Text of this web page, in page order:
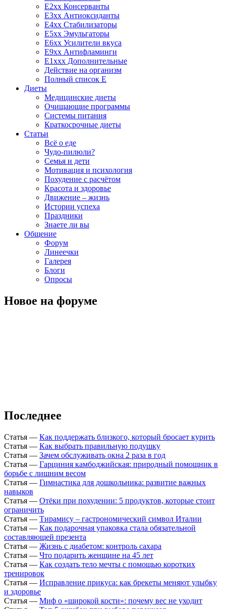
E2xx Консерванты
E3xx Антиоксиданты
E4xx Стабилизаторы
E5xx Эмульгаторы
E6xx Усилители вкуса
E9xx Антифламинги
E1xxx Дополнительные
Действие на организм
Полный список E
Диеты
Медицинские диеты
Очищающие программы
Системы питания
Краткосрочные диеты
Статьи
Всё о еде
Чудо-пилюли?
Семья и дети
Мотивация и психология
Похудение с расчётом
Красота и здоровье
Движение – жизнь
Истории успеха
Праздники
Знаете ли вы
Общение
Форум
Линеечки
Галерея
Блоги
Опросы
Новое на форуме
Последнее
Статья — Как поддержать близкого, который бросает курить
Статья — Как выбрать правильную подушку
Статья — Зачем обслуживать окна 2 раза в год
Статья — Гарциния камбоджийская: природный помощник в
борьбе с лишним весом
Статья — Гимнастика для дошкольника: развитие важных
навыков
Статья — Отёки при похудении: 5 продуктов, которые стоит
ограничить
Статья — Тирамису – гастрономический символ Италии
Статья — Как подарочная упаковка стала обязательной
составляющей презента
Статья — Жизнь с диабетом: контроль сахара
Статья — Что подарить женщине на 45 лет
Статья — Как создать тело мечты с помощью коротких
тренировок
Статья — Исправление прикуса: как брекеты меняют улыбку
и здоровье
Статья — Миф о «широкой кости»: почему вес не уходит